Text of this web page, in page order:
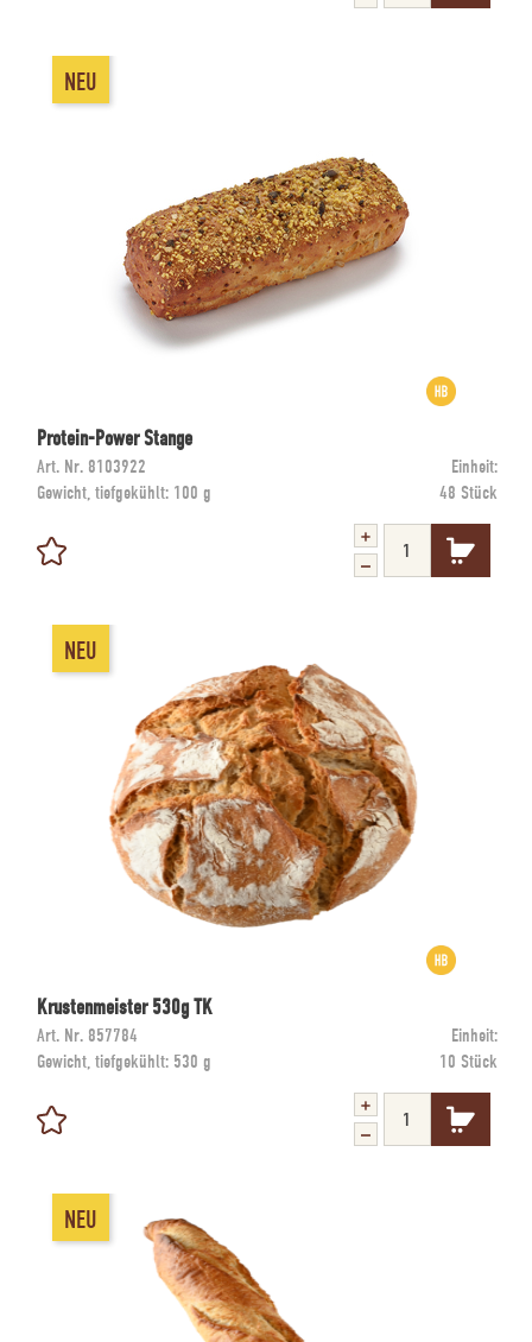
NEU
Protein-Power Stange
Art. Nr. 8103922
Einheit:
Gewicht, tiefgekühlt: 100 g 48 Stück
NEU
Krustenmeister 530g TK
Art. Nr. 857784
Einheit:
Gewicht, tiefgekühlt: 530 g 10 Stück
NEU